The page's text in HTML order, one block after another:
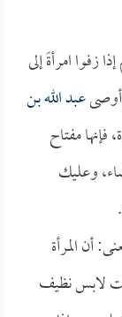
زفوا امرأةً إلى
عبد الله بن
فإنها مفتاح
وعليك
أن المرأة
لابس نظيف